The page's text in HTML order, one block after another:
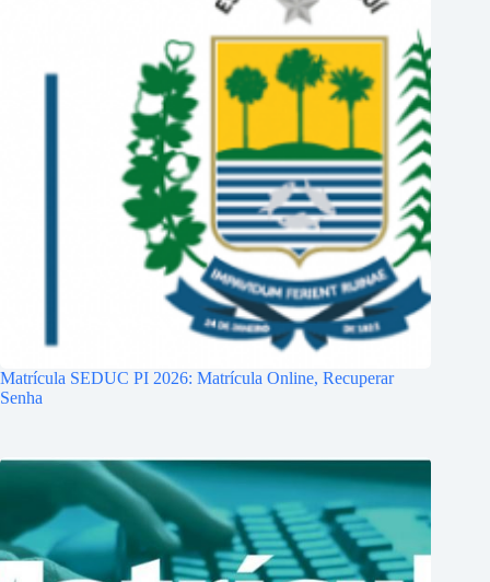
Matrícula SEDUC PI 2026: Matrícula Online, Recuperar
Senha